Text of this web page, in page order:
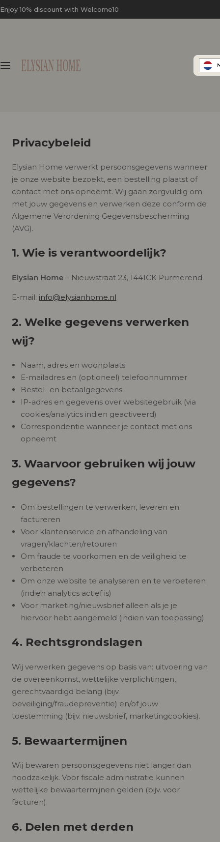
Enjoy 10% discount with Welcome10
Privacybeleid
Elysian Home verwerkt persoonsgegevens wanneer
je onze website bezoekt, een bestelling plaatst of
contact met ons opneemt. Wij gaan zorgvuldig om
met jouw gegevens en verwerken deze conform de
Algemene Verordening Gegevensbescherming
(AVG).
1. Wie is verantwoordelijk?
Elysian Home – Nieuwstraat 23, 1441CK Purmerend
E-mail: info@elysianhome.nl
2. Welke gegevens verwerken
wij?
Naam, adres en woonplaats
E-mailadres en (optioneel) telefoonnummer
Bestel- en betaalgegevens
IP-adres en gegevens over websitegebruik (via
cookies/analytics indien geactiveerd)
Correspondentie wanneer je contact met ons
opneemt
3. Waarvoor gebruiken wij jouw
gegevens?
Om bestellingen te verwerken, leveren en
factureren
Voor klantenservice en afhandeling van
vragen/klachten/retouren
Om fraude te voorkomen en de veiligheid te
verbeteren
Om onze website te analyseren en te verbeteren
(indien analytics actief is)
Voor marketing/nieuwsbrief alleen als je je
hiervoor hebt aangemeld (indien van toepassing)
4. Rechtsgrondslagen
Wij verwerken gegevens op basis van: uitvoering van
de overeenkomst, wettelijke verplichtingen,
gerechtvaardigd belang (bijv.
beveiliging/fraudepreventie) en/of jouw
toestemming (bijv. nieuwsbrief, marketingcookies).
5. Bewaartermijnen
Wij bewaren persoonsgegevens niet langer dan
noodzakelijk. Voor fiscale administratie kunnen
wettelijke bewaartermijnen gelden (bijv. voor
facturen).
6. Delen met derden
S
k
o